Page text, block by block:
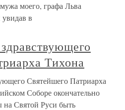
моего, графа Льва
в
Тихона
Святейшего Патриарха
Соборе окончательно
Святой Руси быть